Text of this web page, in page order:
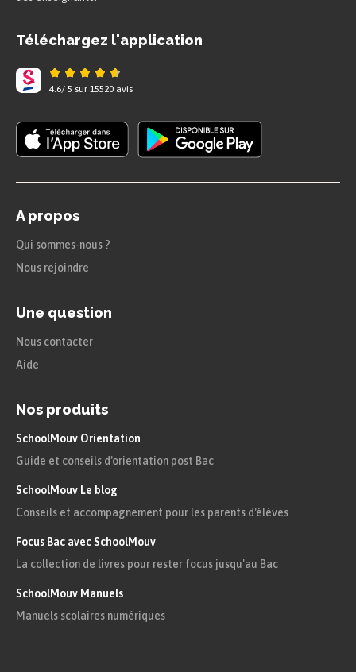
Téléchargez l'application
4.6/ 5 sur 15520 avis
A propos
Qui sommes-nous ?
Nous rejoindre
Une question
Nous contacter
Aide
Nos produits
SchoolMouv Orientation
Guide et conseils d'orientation post Bac
SchoolMouv Le blog
Conseils et accompagnement pour les parents d'élèves
Focus Bac avec SchoolMouv
La collection de livres pour rester focus jusqu'au Bac
SchoolMouv Manuels
Manuels scolaires numériques